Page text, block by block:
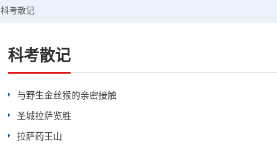
科考散记
科考散记
与野生金丝猴的亲密接触
圣城拉萨览胜
拉萨药王山